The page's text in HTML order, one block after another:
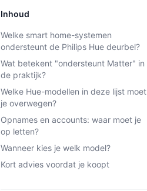
Inhoud
Welke smart home-systemen
ondersteunt de Philips Hue deurbel?
Wat betekent "ondersteunt Matter" in
de praktijk?
Welke Hue-modellen in deze lijst moet
je overwegen?
Opnames en accounts: waar moet je
op letten?
Wanneer kies je welk model?
Kort advies voordat je koopt